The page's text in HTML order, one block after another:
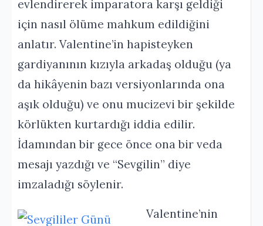
evlendirerek imparatora karşı geldiği
için nasıl ölüme mahkum edildiğini
anlatır. Valentine’in hapisteyken
gardiyanının kızıyla arkadaş olduğu (ya
da hikâyenin bazı versiyonlarında ona
aşık olduğu) ve onu mucizevi bir şekilde
körlükten kurtardığı iddia edilir.
İdamından bir gece önce ona bir veda
mesajı yazdığı ve “Sevgilin” diye
imzaladığı söylenir.
Valentine’nin